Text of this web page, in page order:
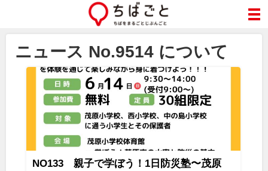
ニュース No.9514 について
NO133 親子で学ぼう！1日防災塾〜茂原